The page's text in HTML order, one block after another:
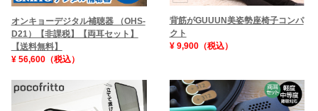
オンキョーデジタル補聴器 （OHS-
D21）【非課税】【両耳セット】
【送料無料】
¥ 56,600（税込）
背筋がGUUUN美姿勢座椅子コンパ
クト
¥ 9,900（税込）